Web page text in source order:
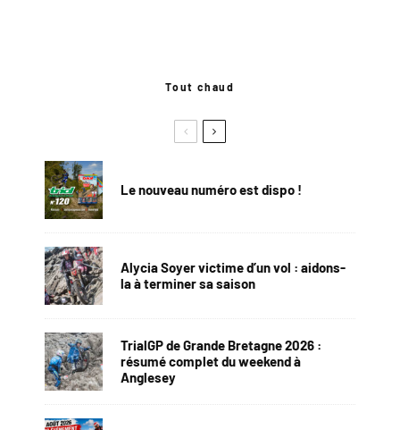
Tout chaud
Le nouveau numéro est dispo !
Alycia Soyer victime d’un vol : aidons-
la à terminer sa saison
TrialGP de Grande Bretagne 2026 :
résumé complet du weekend à
Anglesey